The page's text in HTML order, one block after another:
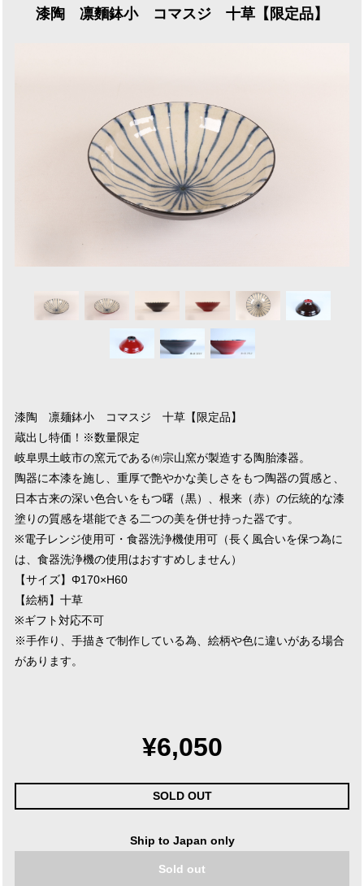
漆陶 凛麵鉢小 コマスジ 十草【限定品】
漆陶 凛麺鉢小 コマスジ 十草【限定品】
蔵出し特価！※数量限定
岐阜県土岐市の窯元である㈲宗山窯が製造する陶胎漆器。
陶器に本漆を施し、重厚で艶やかな美しさをもつ陶器の質感と、
日本古来の深い色合いをもつ曙（黒）、根来（赤）の伝統的な漆
塗りの質感を堪能できる二つの美を併せ持った器です。
※電子レンジ使用可・食器洗浄機使用可（長く風合いを保つ為に
は、食器洗浄機の使用はおすすめしません）
【サイズ】Φ170×H60
【絵柄】十草
※ギフト対応不可
※手作り、手描きで制作している為、絵柄や色に違いがある場合
があります。
¥6,050
SOLD OUT
Ship to Japan only
Sold out